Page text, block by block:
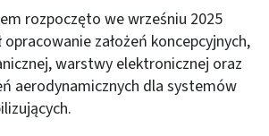
rozpoczęto we wrześniu 2025
opracowanie założeń koncepcyjnych,
warstwy elektronicznej oraz
aerodynamicznych dla systemów